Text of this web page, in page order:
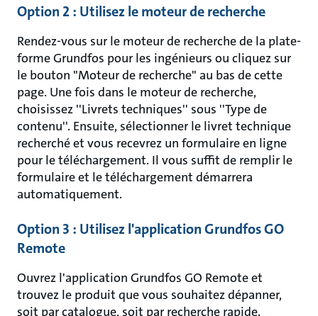
Option 2 : Utilisez le moteur de recherche
Rendez-vous sur le moteur de recherche de la plate-
forme Grundfos pour les ingénieurs ou cliquez sur
le bouton "Moteur de recherche" au bas de cette
page. Une fois dans le moteur de recherche,
choisissez ''Livrets techniques'' sous ''Type de
contenu''. Ensuite, sélectionner le livret technique
recherché et vous recevrez un formulaire en ligne
pour le téléchargement. Il vous suffit de remplir le
formulaire et le téléchargement démarrera
automatiquement.
Option 3 : Utilisez l'application Grundfos GO
Remote
Ouvrez l'application Grundfos GO Remote et
trouvez le produit que vous souhaitez dépanner,
soit par catalogue, soit par recherche rapide.